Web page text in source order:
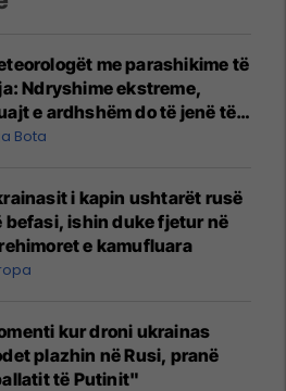
me parashikime të
Ndryshime ekstreme,
e ardhshëm do të jenë të
Bota
i kapin ushtarët rusë
befasi, ishin duke fjetur në
e kamufluara
kur droni ukrainas
plazhin në Rusi, pranë
të Putinit"